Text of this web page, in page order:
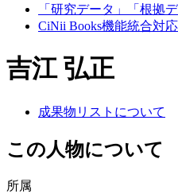
「研究データ」「根拠
CiNii Books機能統合対
吉江 弘正
成果物リストについて
この人物について
所属